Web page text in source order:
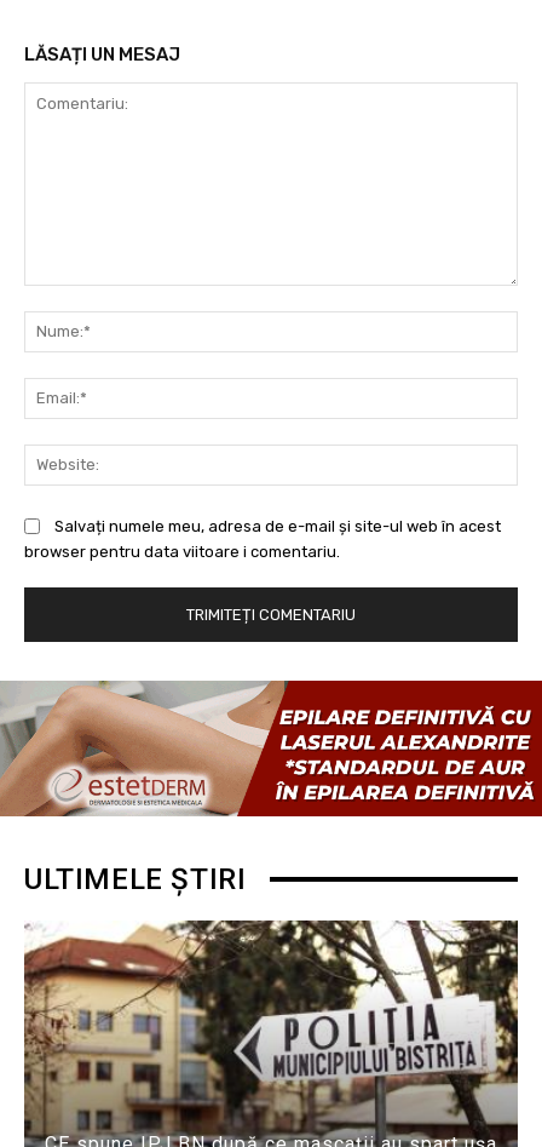
LĂSAȚI UN MESAJ
Salvați numele meu, adresa de e-mail și site-ul web în acest
browser pentru data viitoare i comentariu.
ULTIMELE ȘTIRI